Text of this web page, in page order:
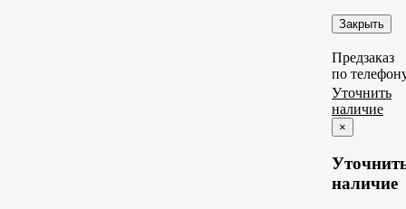
Закрыть
Предзаказ
по
Уточнить
наличие
×
наличие